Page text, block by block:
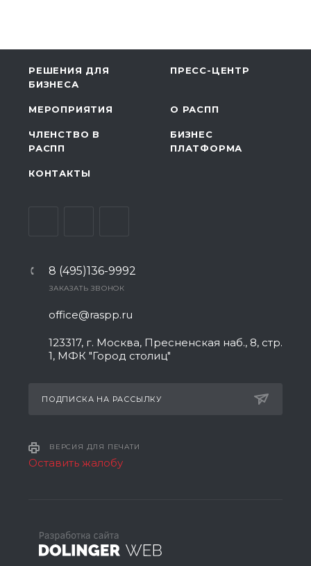
РЕШЕНИЯ ДЛЯ
БИЗНЕСА
ПРЕСС-ЦЕНТР
МЕРОПРИЯТИЯ О РАСПП
ЧЛЕНСТВО В
РАСПП
БИЗНЕС
ПЛАТФОРМА
КОНТАКТЫ
8 (495)136-9992
ЗАКАЗАТЬ ЗВОНОК
office@raspp.ru
123317, г. Москва, Пресненская наб., 8, стр.
1, МФК "Город столиц"
ПОДПИСКА НА РАССЫЛКУ
ВЕРСИЯ ДЛЯ ПЕЧАТИ
Оставить жалобу